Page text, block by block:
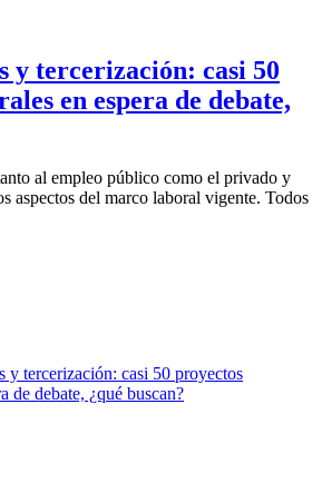
y tercerización: casi 50
en espera de debate,
al empleo público como el privado y
aspectos del marco laboral vigente. Todos